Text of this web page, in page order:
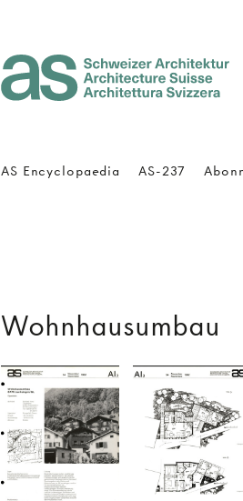
Wohnhausumbau
AS Encyclopaedia AS-237